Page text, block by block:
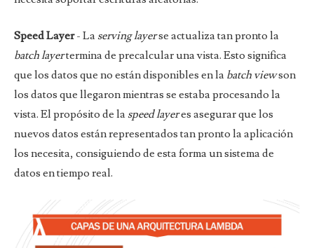
Speed Layer- La serving layerse actualiza tan pronto la
batch layertermina de precalcular una vista. Esto significa
que los datos que no están disponibles en la batch viewson
los datos que llegaron mientras se estaba procesando la
vista. El propósito de la speed layeres asegurar que los
nuevos datos están representados tan pronto la aplicación
los necesita, consiguiendo de esta forma un sistema de
datos en tiempo real.